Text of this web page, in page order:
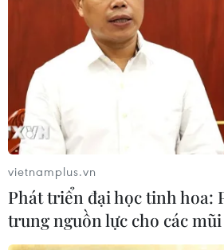
10/05/2023 14:42
Giành thêm 11 huy chương Vàng
Thể thao Việt Nam đã chính thức
chương Vàng để đứng vững ngôi
sắp huy chương SEA Games 32.
vietnamplus.vn
Phát triển đại học tinh hoa:
trung nguồn lực cho các